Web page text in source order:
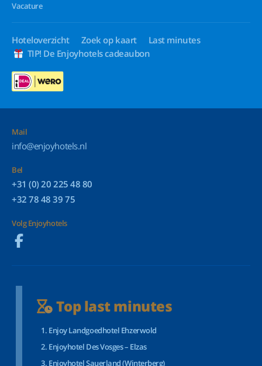
Vacature
Hoteloverzicht Zoek op kaart
Last minutes
TIP! De Enjoyhotels cadeaubon
Mail
info@enjoyhotels.nl
Bel
+31 (0) 20 225 48 80
+32 78 48 39 75
Volg Enjoyhotels
Top last minutes
Enjoy Landgoedhotel Ehzerwold
Enjoyhotel Des Vosges – Elzas
Enjoyhotel Sauerland (Winterberg)